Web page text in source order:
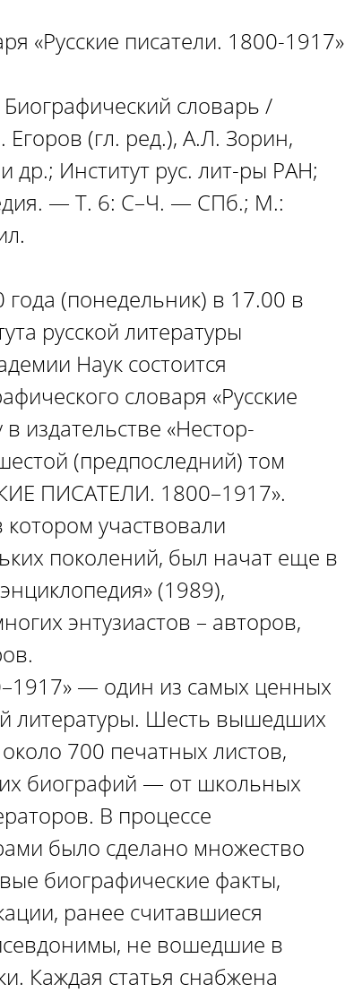
«Русские писатели. 1800-1917»
словарь /
(гл. ред.), А.Л. Зорин,
др.; Институт рус. лит-ры РАН;
— Т. 6: С–Ч. — СПб.; М.:
(понедельник) в 17.00 в
русской литературы
Наук состоится
словаря «Русские
издательстве «Нестор-
(предпоследний) том
ПИСАТЕЛИ. 1800–1917».
участвовали
поколений, был начат еще в
(1989),
энтузиастов – авторов,
— один из самых ценных
литературы. Шесть вышедших
700 печатных листов,
биографий — от школьных
В процессе
было сделано множество
биографические факты,
ранее считавшиеся
не вошедшие в
Каждая статья снабжена